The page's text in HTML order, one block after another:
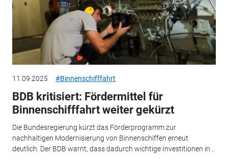
11.09.2025 #Binnenschifffahrt
BDB kritisiert: Fördermittel für
Binnenschifffahrt weiter gekürzt
Die Bundesregierung kürzt das Förderprogramm zur
nachhaltigen Modernisierung von Binnenschiffen erneut
deutlich. Der BDB warnt, dass dadurch wichtige Investitionen in...